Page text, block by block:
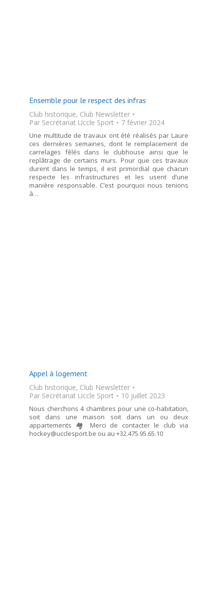
Ensemble pour le respect des infras
Club historique, Club Newsletter
Par Secrétariat Uccle Sport 7 février 2024
Une multitude de travaux ont été réalisés par Laure
ces dernières semaines, dont le remplacement de
carrelages fêlés dans le clubhouse ainsi que le
replâtrage de certains murs. Pour que ces travaux
durent dans le temps, il est primordial que chacun
respecte les infrastructures et les usent d’une
manière responsable. C’est pourquoi nous tenions
à…
Appel à logement
Club historique, Club Newsletter
Par Secrétariat Uccle Sport 10 juillet 2023
Nous cherchons 4 chambres pour une co-habitation,
soit dans une maison soit dans un ou deux
appartements 🏘 Merci de contacter le club via
hockey@ucclesport.be ou au +32.475.95.65.10